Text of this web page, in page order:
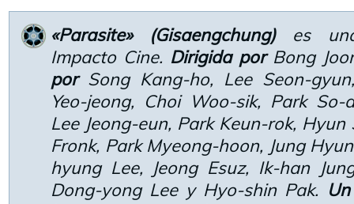
«Parasite» (Gisaengchung)es una
Impacto Cine. Dirigida porBong
porSong Kang-ho, Lee Seon-
Yeo-jeong, Choi Woo-sik, Park So-
Lee Jeong-eun, Park Keun-rok,
Fronk, Park Myeong-hoon, Jung
hyung Lee, Jeong Esuz, Ik-han
Dong-yong Lee y Hyo-shin Pak.